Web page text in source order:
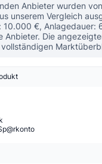
Anbieter wurden
unserem Vergleich
10.000 €, Anlagedauer:
Anbieter. Die